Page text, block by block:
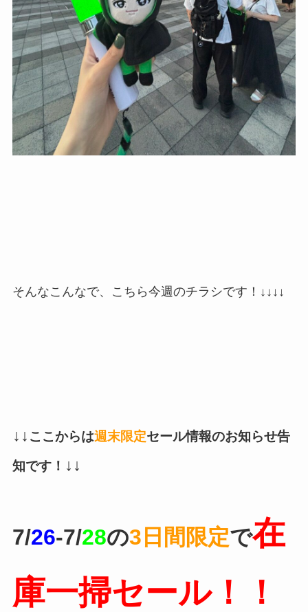
そんなこんなで、こちら今週のチラシです！↓↓↓↓
↓↓ ここからは週末限定セール情報のお知らせ告
知です！ ↓↓
7/26-7/28の3日間限定で在
庫一掃セール！！